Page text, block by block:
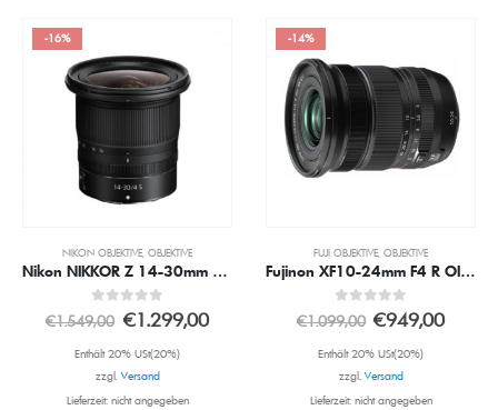
-16%
NIKON OBJEKTIVE, OBJEKTIVE
Nikon NIKKOR Z 14-30mm 1:4 S Objektiv
0out of 5
€1.549,00 €1.299,00
Enthält 20% USt(20%)
zzgl.Versand
Lieferzeit: nicht angegeben
-14%
FUJI OBJEKTIVE, OBJEKTIVE
Fujinon XF10-24mm F4 R OIS WR
0out of 5
€1.099,00 €949,00
Enthält 20% USt(20%)
zzgl.Versand
Lieferzeit: nicht angegeben